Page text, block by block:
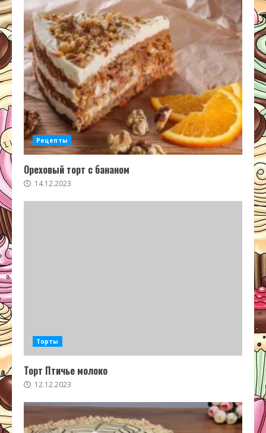
Рецепты
Ореховый торт с бананом
14.12.2023
Торты
Торт Птичье молоко
12.12.2023